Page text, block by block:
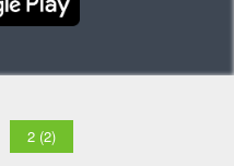
2 (2)